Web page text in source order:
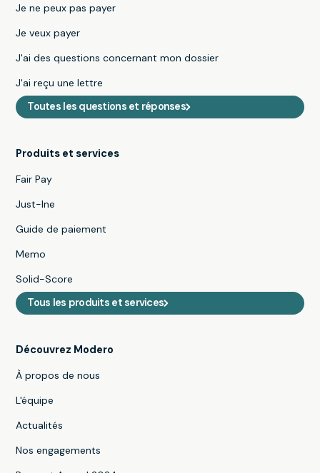
Je ne peux pas payer
Je veux payer
J'ai des questions concernant mon dossier
J'ai reçu une lettre
Toutes les questions et réponses
Produits et services
Fair Pay
Just-Ine
Guide de paiement
Memo
Solid-Score
Tous les produits et services
Découvrez Modero
À propos de nous
L'équipe
Actualités
Nos engagements